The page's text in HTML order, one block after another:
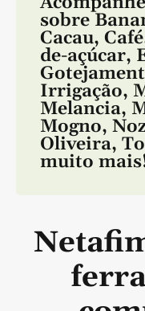
sobre
Cacau, Café
de-açúcar,
Irrigação,
Melancia,
Mogno,
Oliveira,
muito